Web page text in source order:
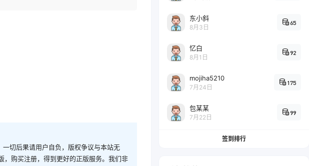
切后果请用户自负，版权争议与本站无
，购买注册，得到更好的正版服务。我们非
东小斜
8月3日
65
忆白
8月1日
92
mojiha5210
7月24日
175
包某某
7月22日
99
签到排行